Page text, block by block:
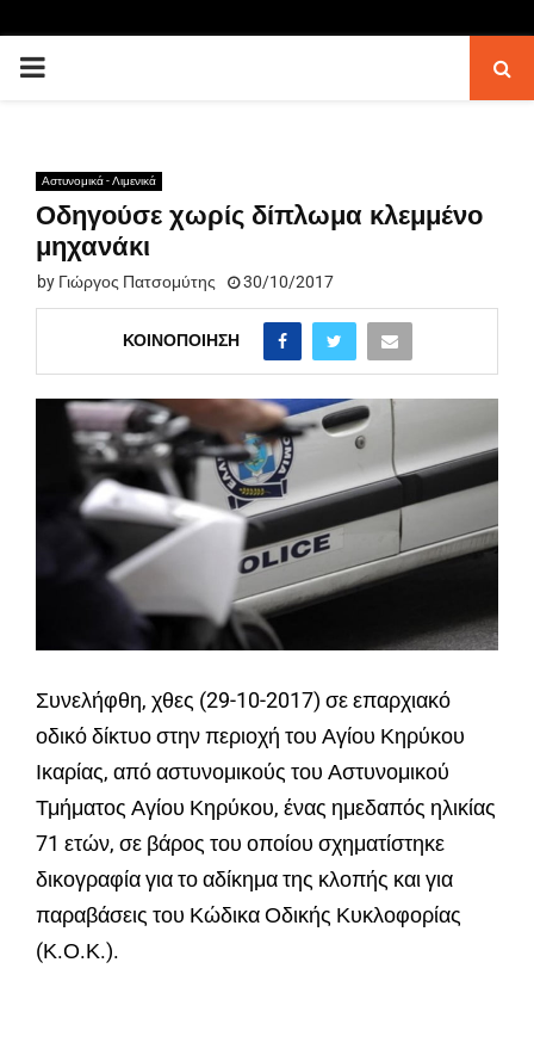
PRIMARY
Αστυνομικά - Λιμενικά
Οδηγούσε χωρίς δίπλωμα κλεμμένο
μηχανάκι
by Γιώργος Πατσομύτης 30/10/2017
ΚΟΙΝΟΠΟΊΗΣΗ
Συνελήφθη, χθες (29-10-2017) σε επαρχιακό
οδικό δίκτυο στην περιοχή του Αγίου Κηρύκου
Ικαρίας, από αστυνομικούς του Αστυνομικού
Τμήματος Αγίου Κηρύκου, ένας ημεδαπός ηλικίας
71 ετών, σε βάρος του οποίου σχηματίστηκε
δικογραφία για το αδίκημα της κλοπής και για
παραβάσεις του Κώδικα Οδικής Κυκλοφορίας
(Κ.Ο.Κ.).